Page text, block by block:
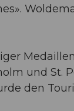
und
den